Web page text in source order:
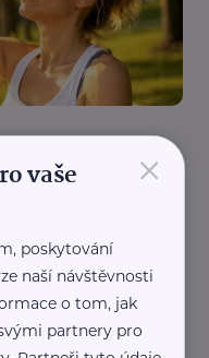
které ochrání
×
vaše
poskytování
naší návštěvnosti
o tom, jak
partnery pro